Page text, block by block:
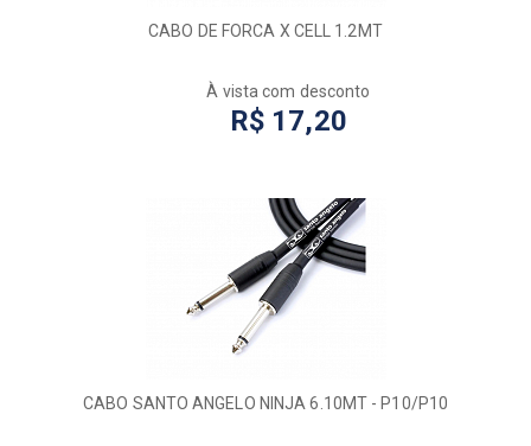
CABO DE FORCA X CELL 1.2MT
À vista com desconto
R$ 17,20
CABO SANTO ANGELO NINJA 6.10MT - P10/P10